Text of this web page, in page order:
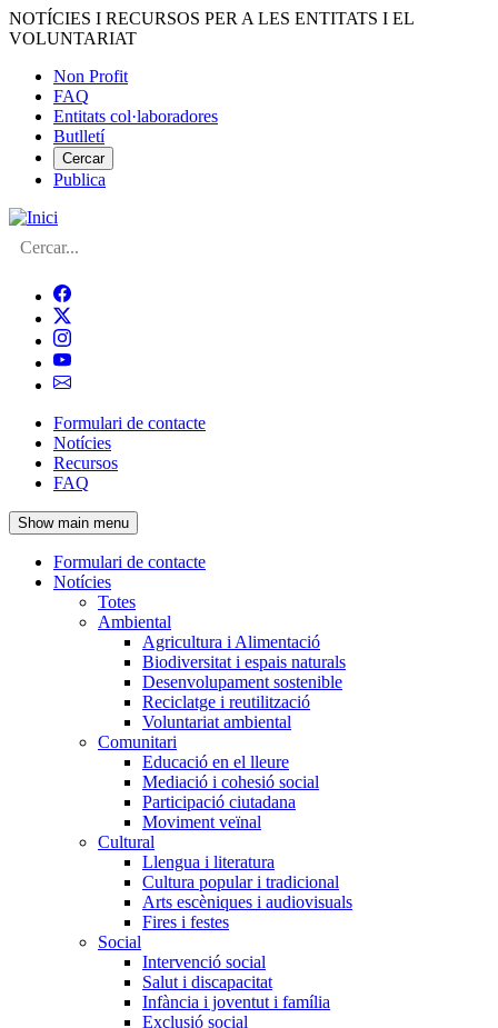
Vés
al
NOTÍCIES I RECURSOS PER A LES ENTITATS I EL
VOLUNTARIAT
Menú
del
compte
d'usuari
Non Profit
FAQ
Entitats col·laboradores
Butlletí
Cercar
Publica
Cerca
Navegació
principal
de
l'encapçalament
Formulari de contacte
Notícies
Recursos
FAQ
Show main menu
Navegació
principal
Formulari de contacte
Notícies
Totes
Ambiental
Agricultura i Alimentació
Biodiversitat i espais naturals
Desenvolupament sostenible
Reciclatge i reutilització
Voluntariat ambiental
Comunitari
Educació en el lleure
Mediació i cohesió social
Participació ciutadana
Moviment veïnal
Cultural
Llengua i literatura
Cultura popular i tradicional
Arts escèniques i audiovisuals
Fires i festes
Social
Intervenció social
Salut i discapacitat
Infància i joventut i família
Exclusió social